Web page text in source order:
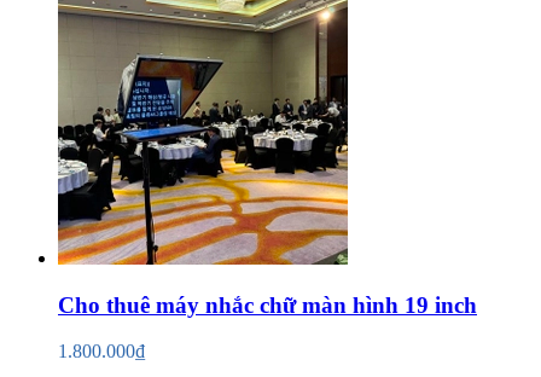
Cho thuê máy nhắc chữ màn hình 19 inch
1.800.000₫